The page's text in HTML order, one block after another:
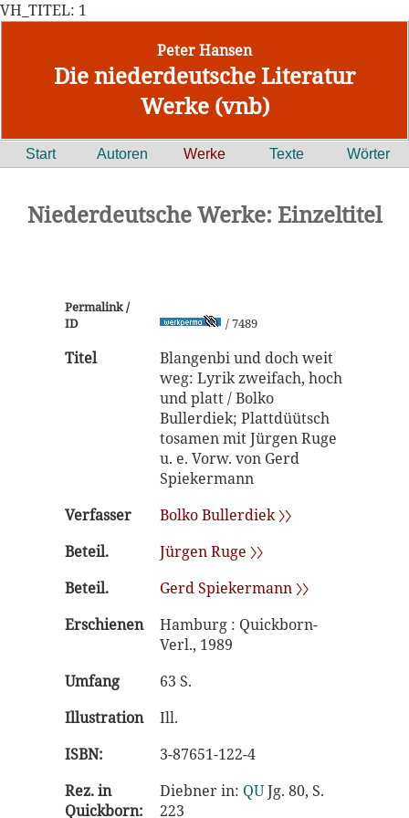
VH_TITEL: 1
Peter Hansen
Die niederdeutsche Literatur
Werke (vnb)
Start Autoren Werke Texte Wörter
Niederdeutsche Werke: Einzeltitel
Permalink /
ID
/ 7489
Titel
Blangenbi und doch weit
weg: Lyrik zweifach, hoch
und platt / Bolko
Bullerdiek; Plattdüütsch
tosamen mit Jürgen Ruge
u. e. Vorw. von Gerd
Spiekermann
Verfasser
Bolko Bullerdiek 〉〉
Beteil.
Jürgen Ruge 〉〉
Beteil.
Gerd Spiekermann 〉〉
Erschienen
Hamburg : Quickborn-
Verl., 1989
Umfang
63 S.
Illustration
Ill.
ISBN:
3-87651-122-4
Rez. in
Quickborn:
Diebner in: QUJg. 80, S.
223